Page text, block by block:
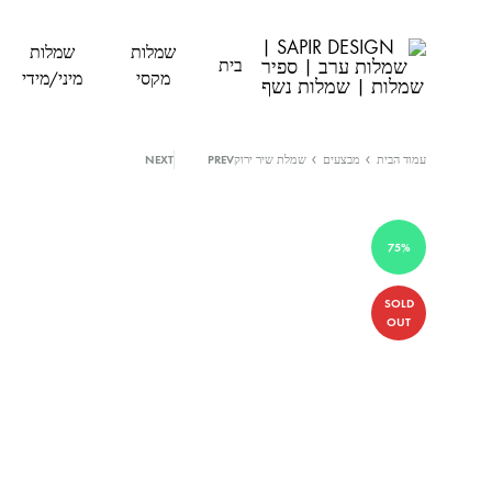
|
ערב
|
ספיר
שמלות
|
FASHION
|
שמלת
ערב
בית
שמלות
מקסי
שמלות
מיני/מידי
עמוד הבית מבצעים שמלת שיר ירוקPREV
NEXT
75%
SOLD
OUT